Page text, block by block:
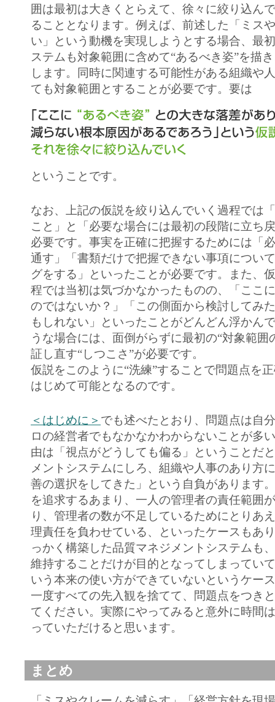
囲は最初は大きくとらえて、徐々に絞り込ん
ることとなります。例えば、前述した「ミス
い」という動機を実現しようとする場合、最
ステムも対象範囲に含めて“あるべき姿”を描
します。同時に関連する可能性がある組織や
ても対象範囲とすることが必要です。要は
ということです。
なお、上記の仮説を絞り込んでいく過程では
こと」と「必要な場合には最初の段階に立ち
必要です。事実を正確に把握するためには「
通す」「書類だけで把握できない事項につい
グをする」といったことが必要です。また、
程では当初は気づかなかったものの、「ここ
のではないか？」「この側面から検討してみ
もしれない」といったことがどんどん浮かん
うな場合には、面倒がらずに最初の“対象範囲
証し直す“しつこさ”が必要です。
仮説をこのように“洗練”することで問題点を
はじめて可能となるのです。
＜はじめに＞ でも述べたとおり、問題点は自
ロの経営者でもなかなかわからないことが多
由は「視点がどうしても偏る」ということだ
メントシステムにしろ、組織や人事のあり方
善の選択をしてきた」という自負があります
を追求するあまり、一人の管理者の責任範囲
り、管理者の数が不足しているためにとりあ
理責任を負わせている、といったケースもあ
っかく構築した品質マネジメントシステムも
維持することだけが目的となってしまってい
いう本来の使い方ができていないというケー
一度すべての先入観を捨てて、問題点をつき
てください。実際にやってみると意外に時間
っていただけると思います。
まとめ